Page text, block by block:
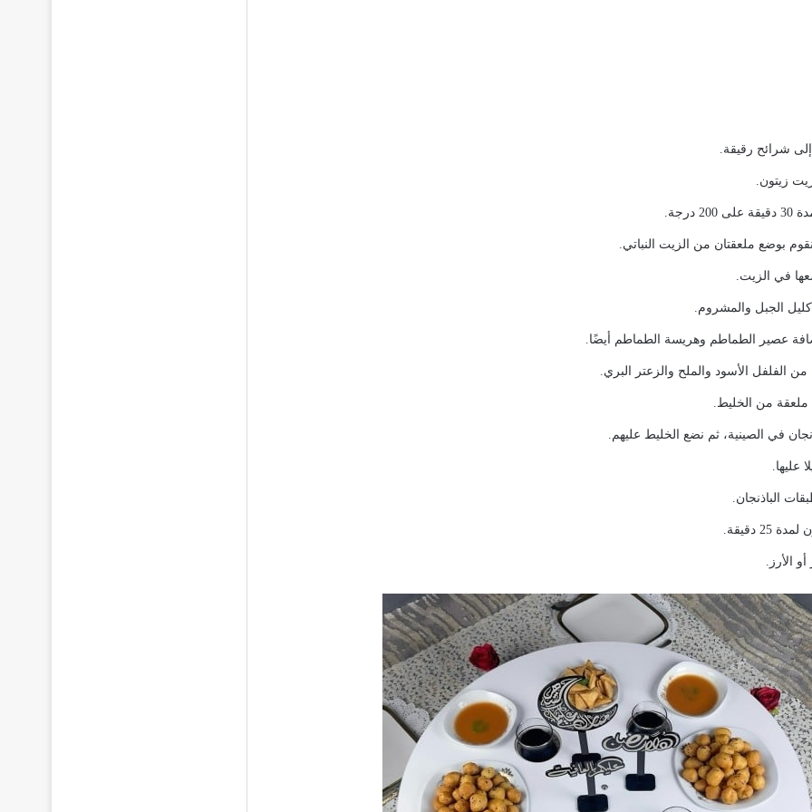
إلى شرائح رقيقة.
زيتون.
بوضع ملعقتان من الزيت النباتي.
في الزيت.
الجبل والمشروم.
عصير الطماطم وهريسة الطماطم أيضًا.
الفلفل الأسود والملح والزعتر البري.
من الخليط.
في الصينية، ثم نضع الخليط عليهم.
عليها.
الباذنجان.
دقيقة.
الأرز.